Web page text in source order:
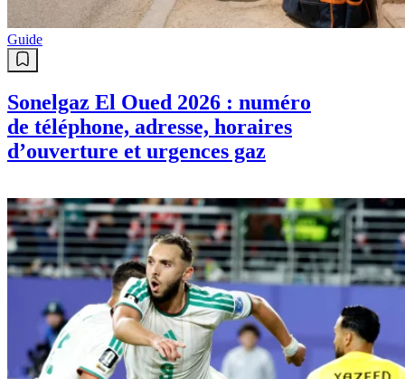
Guide
Sonelgaz El Oued 2026 : numéro
de téléphone, adresse, horaires
d’ouverture et urgences gaz